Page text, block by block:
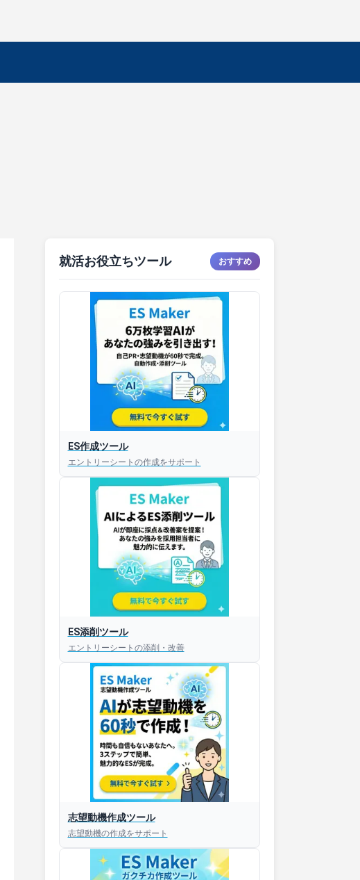
添削してほしい！
就活お役立ちツール おすすめ
ES作成ツール
エントリーシートの作成をサポート
ES添削ツール
エントリーシートの添削・改善
志望動機作成ツール
志望動機の作成をサポート